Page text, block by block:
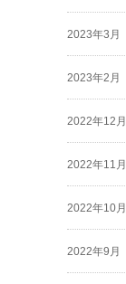
2023年3月
2023年2月
2022年12月
2022年11月
2022年10月
2022年9月